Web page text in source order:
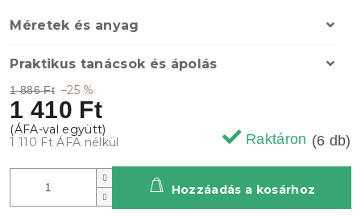
1 886 Ft –25 %
1 410 Ft
1 110 Ft ÁFA nélkül Raktáron (6 db)
Hozzáadás a kosárhoz
Méretek és anyag
Praktikus tanácsok és ápolás